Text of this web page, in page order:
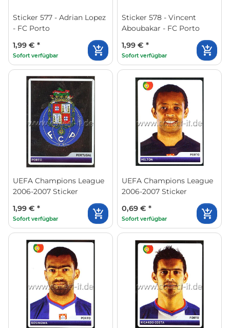
Sticker 577 - Adrian Lopez
- FC Porto
1,99 € *
Sofort verfügbar
Sticker 578 - Vincent
Aboubakar - FC Porto
1,99 € *
Sofort verfügbar
UEFA Champions League
2006-2007 Sticker
1,99 € *
Sofort verfügbar
UEFA Champions League
2006-2007 Sticker
0,69 € *
Sofort verfügbar